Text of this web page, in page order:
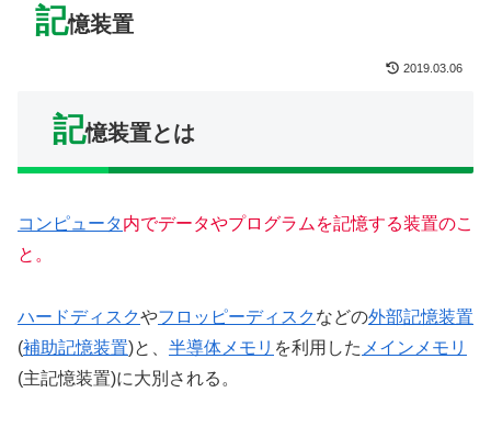
記憶装置
2019.03.06
記憶装置とは
コンピュータ内でデータやプログラムを記憶する装置のこ
と。
ハードディスクやフロッピーディスクなどの外部記憶装置
(補助記憶装置)と、 半導体メモリ を利用した メインメモリ
(主記憶装置)に大別される。